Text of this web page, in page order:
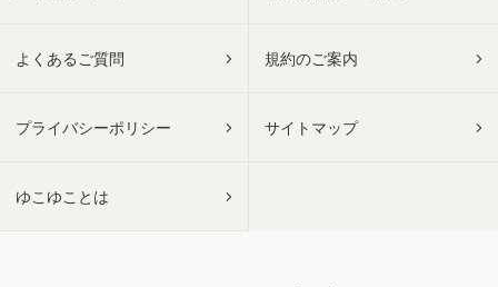
よくあるご質問 規約のご案内
プライバシーポリシー サイトマップ
ゆこゆことは